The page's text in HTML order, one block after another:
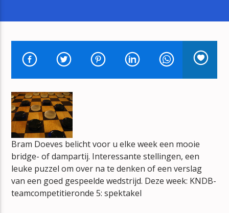
HUIDIG NUMMER
UNNA DONNA COSI
MARCO BORSATO
mz-radio
Bram Doeves belicht voor u elke week een mooie
bridge- of dampartij. Interessante stellingen, een
leuke puzzel om over na te denken of een verslag
van een goed gespeelde wedstrijd. Deze week: KNDB-
teamcompetitieronde 5: spektakel